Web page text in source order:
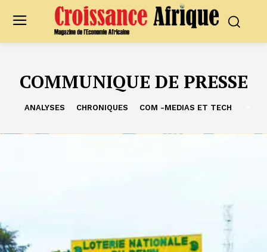
COMMUNIQUE DE PRESSE
ANALYSES CHRONIQUES COM -MEDIAS ET TECH